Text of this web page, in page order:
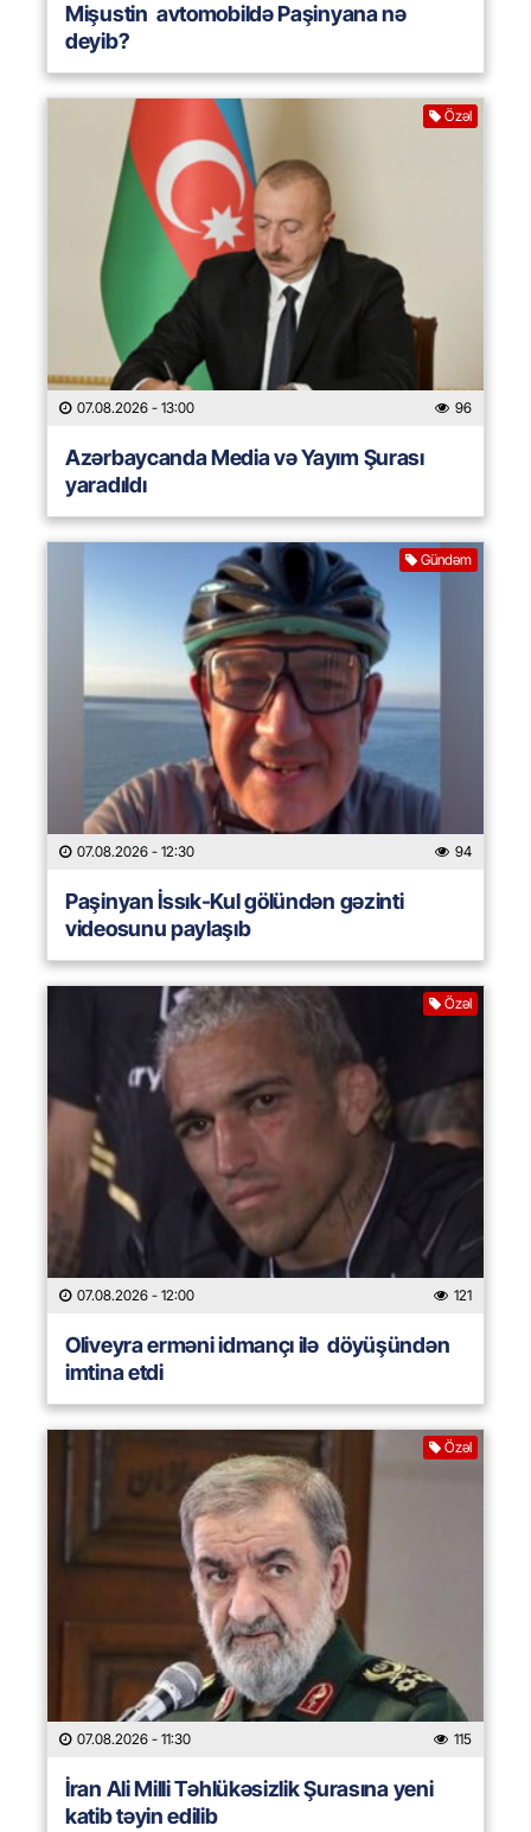
Mişustin avtomobildə Paşinyana nə
deyib?
Özəl
07.08.2026 - 13:00 96
Azərbaycanda Media və Yayım Şurası
yaradıldı
Gündəm
07.08.2026 - 12:30 94
Paşinyan İssık-Kul gölündən gəzinti
videosunu paylaşıb
Özəl
07.08.2026 - 12:00 121
Oliveyra erməni idmançı ilə döyüşündən
imtina etdi
Özəl
07.08.2026 - 11:30 115
İran Ali Milli Təhlükəsizlik Şurasına yeni
katib təyin edilib